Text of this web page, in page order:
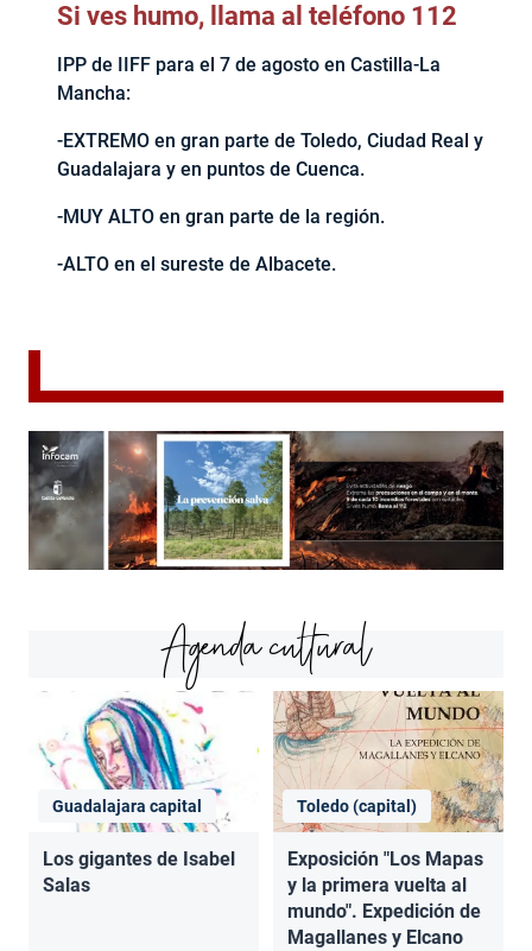
Si ves humo, llama al teléfono 112
IPP de IIFF para el 7 de agosto en Castilla-La
Mancha:
-EXTREMO en gran parte de Toledo, Ciudad Real y
Guadalajara y en puntos de Cuenca.
-MUY ALTO en gran parte de la región.
-ALTO en el sureste de Albacete.
Agenda cultural
Guadalajara capital
Los gigantes de Isabel
Salas
Toledo (capital)
Exposición "Los Mapas
y la primera vuelta al
mundo". Expedición de
Magallanes y Elcano